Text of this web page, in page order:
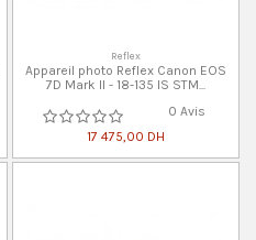
Reflex
Appareil photo Reflex Canon EOS
7D Mark II - 18-135 IS STM...
0 Avis
17 475,00 DH